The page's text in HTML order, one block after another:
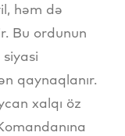
həm də
Bu ordunun
qaynaqlanır.
xalqı öz